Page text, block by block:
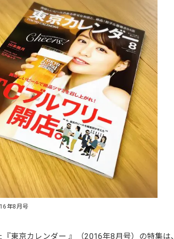
年8月号
東京カレンダー 』（2016年8月号）の特集は、